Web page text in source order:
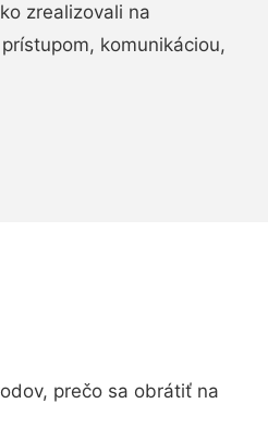
zrealizovali na
komunikáciou,
prečo sa obrátiť na